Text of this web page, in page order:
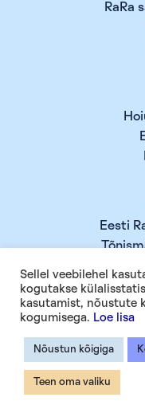
RaRa
Eesti
Sellel veebilehel
kogutakse
kasutamist, nõustute
kogumisega. Loe lisa
Nõustun kõigiga
Teen oma valiku